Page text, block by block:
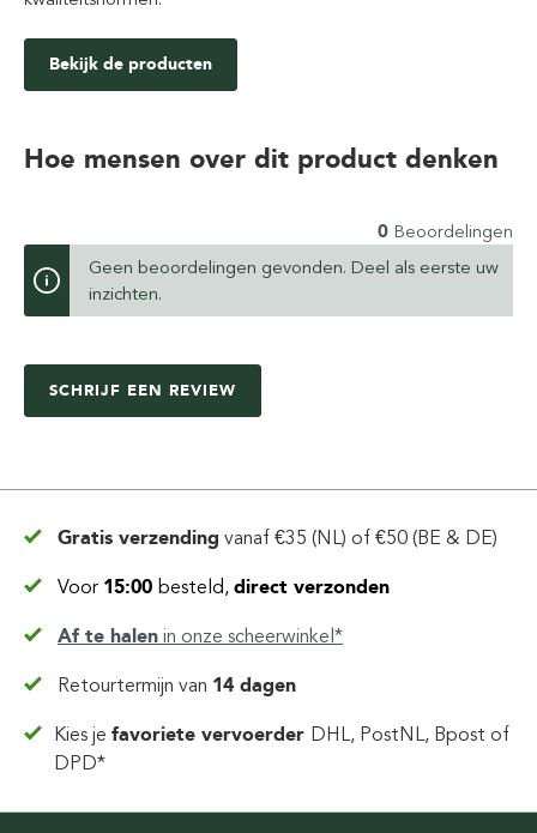
Bekijk de producten
Hoe mensen over dit product denken
0 Beoordelingen
Geen beoordelingen gevonden. Deel als eerste uw
inzichten.
SCHRIJF EEN REVIEW
Gratis verzending vanaf €35 (NL) of €50 (BE & DE)
Voor 15:00 besteld, direct verzonden
Af te halen in onze scheerwinkel*
Retourtermijn van 14 dagen
Kies jefavoriete vervoerder DHL, PostNL, Bpost of
DPD*